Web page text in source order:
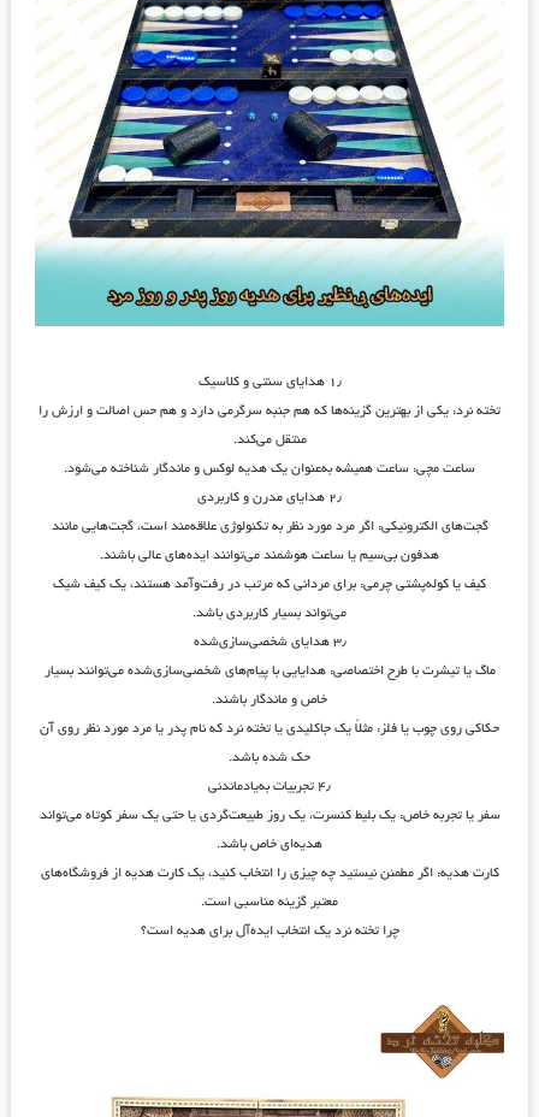
۱٫ هدایای سنتی و کلاسیک
تخته نرد: یکی از بهترین گزینه‌ها که هم جنبه سرگرمی دارد و هم حس اصالت و ارزش را
منتقل می‌کند.
ساعت مچی: ساعت همیشه به‌عنوان یک هدیه لوکس و ماندگار شناخته می‌شود.
۲٫ هدایای مدرن و کاربردی
گجت‌های الکترونیکی: اگر مرد مورد نظر به تکنولوژی علاقه‌مند است، گجت‌هایی مانند
هدفون بی‌سیم یا ساعت هوشمند می‌توانند ایده‌های عالی باشند.
کیف یا کوله‌پشتی چرمی: برای مردانی که مرتب در رفت‌وآمد هستند، یک کیف شیک
می‌تواند بسیار کاربردی باشد.
۳٫ هدایای شخصی‌سازی‌شده
ماگ یا تیشرت با طرح اختصاصی: هدایایی با پیام‌های شخصی‌سازی‌شده می‌توانند بسیار
خاص و ماندگار باشند.
حکاکی روی چوب یا فلز : مثلاً یک جاکلیدی یا تخته نرد که نام پدر یا مرد مورد نظر روی آن
حک شده باشد.
۴٫ تجربیات به‌یادماندنی
سفر یا تجربه خاص: یک بلیط کنسرت، یک روز طبیعت‌گردی یا حتی یک سفر کوتاه می‌تواند
هدیه‌ای خاص باشد.
کارت هدیه: اگر مطمئن نیستید چه چیزی را انتخاب کنید، یک کارت هدیه از فروشگاه‌های
معتبر گزینه مناسبی است.
چرا تخته نرد یک انتخاب ایده‌آل برای هدیه است؟